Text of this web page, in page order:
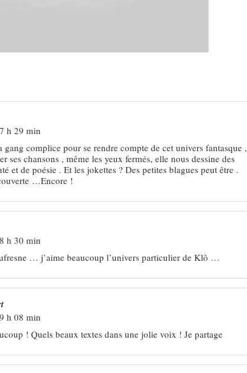
h 29 min
complice pour se rendre compte de cet univers fantasque ,
ses chansons , même les yeux fermés, elle nous dessine des
et de poésie . Et les jokettes ? Des petites blagues peut être .
…Encore !
h 30 min
… j’aime beaucoup l’univers particulier de Klô …
h 08 min
! Quels beaux textes dans une jolie voix ! Je partage